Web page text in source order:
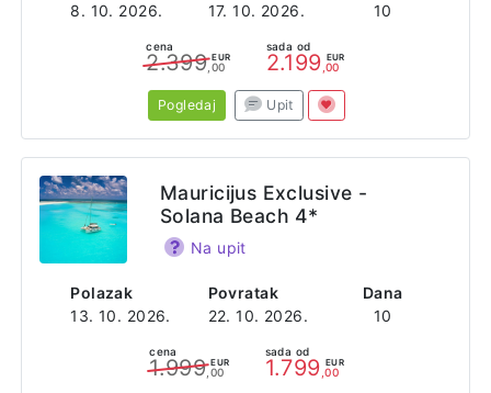
8. 10. 2026.
17. 10. 2026.
10
cena
2.399 EUR
,00
sada od
2.199 EUR
,00
Pogledaj Upit
Polazak
13. 10. 2026.
Povratak
22. 10. 2026.
Dana
10
Mauricijus Exclusive -
Solana Beach 4*
Na upit
cena
1.999 EUR
,00
sada od
1.799 EUR
,00